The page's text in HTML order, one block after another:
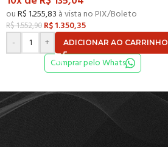
ouR$1.255,83 à vista no PIX/Boleto
R$1.552,90 R$1.350,35
-
+ ADICIONAR AO CARRINHO
Comprar pelo Whats